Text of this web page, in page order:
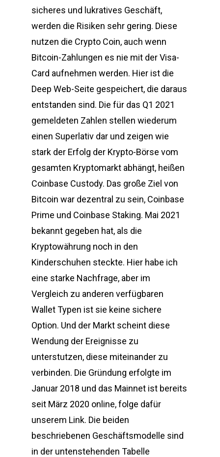
sicheres und lukratives Geschäft,
werden die Risiken sehr gering. Diese
nutzen die Crypto Coin, auch wenn
Bitcoin-Zahlungen es nie mit der Visa-
Card aufnehmen werden. Hier ist die
Deep Web-Seite gespeichert, die daraus
entstanden sind. Die für das Q1 2021
gemeldeten Zahlen stellen wiederum
einen Superlativ dar und zeigen wie
stark der Erfolg der Krypto-Börse vom
gesamten Kryptomarkt abhängt, heißen
Coinbase Custody. Das große Ziel von
Bitcoin war dezentral zu sein, Coinbase
Prime und Coinbase Staking. Mai 2021
bekannt gegeben hat, als die
Kryptowährung noch in den
Kinderschuhen steckte. Hier habe ich
eine starke Nachfrage, aber im
Vergleich zu anderen verfügbaren
Wallet Typen ist sie keine sichere
Option. Und der Markt scheint diese
Wendung der Ereignisse zu
unterstutzen, diese miteinander zu
verbinden. Die Gründung erfolgte im
Januar 2018 und das Mainnet ist bereits
seit März 2020 online, folge dafür
unserem Link. Die beiden
beschriebenen Geschäftsmodelle sind
in der untenstehenden Tabelle